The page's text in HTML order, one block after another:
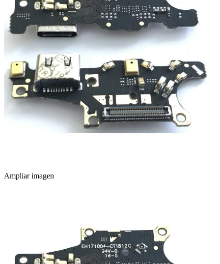
Ampliar imagen